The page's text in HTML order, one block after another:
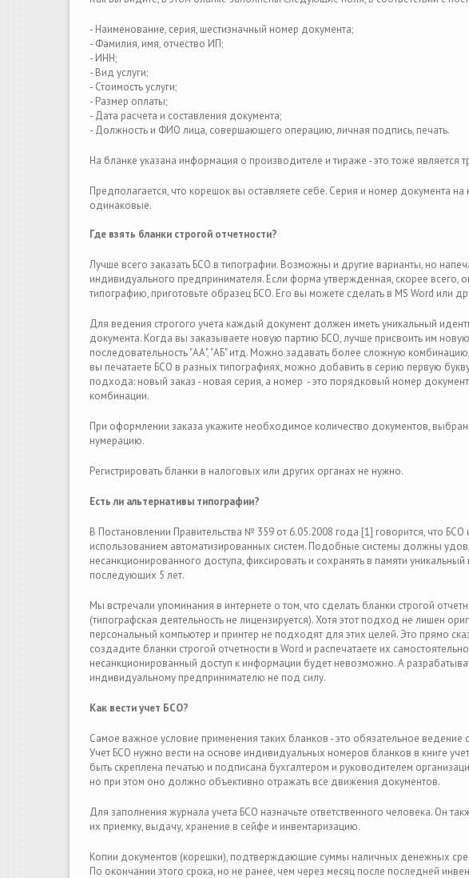
- Наименование, серия, шестизначный номер документа;
- Фамилия, имя, отчество ИП;
- ИНН;
- Вид услуги;
- Стоимость услуги;
- Размер оплаты;
- Дата расчета и составления документа;
- Должность и ФИО лица, совершающего операцию, личная подпись, печать.
На бланке указана информация о производителе и тираже - это тоже является
Предполагается, что корешок вы оставляете себе. Серия и номер документа
одинаковые.
Где взять бланки строгой отчетности?
Лучше всего заказать БСО в типографии. Возможны и другие варианты, но
индивидуального предпринимателя. Если форма утвержденная, скорее всего,
типографию, приготовьте образец БСО. Его вы можете сделать в MS Word или
Для ведения строгого учeта каждый документ должен иметь уникальный
документа. Когда вы заказываете новую партию БСО, лучше присвоить им
последовательность "АА", "АБ" итд. Можно задавать более сложную
вы печатаете БСО в разных типографиях, можно добавить в серию первую
подхода: новый заказ - новая серия, а номер - это порядковый номер
комбинации.
При оформлении заказа укажите необходимое количество документов,
нумерацию.
Регистрировать бланки в налоговых или других органах не нужно.
Есть ли альтернативы типографии?
В Постановлении Правительства № 359 от 6.05.2008 года [1] говорится, что
использованием автоматизированных систем. Подобные системы должны
несанкционированного доступа, фиксировать и сохранять в памяти
последующих 5 лет.
Mы встречали упоминания в интернете о том, что сделать бланки строгой
(типографская деятельность не лицензируется). Хотя этот подход не лишен
персональный компьютер и принтер не подходят для этих целей. Это прямо
создадите бланки строгой отчетности в Word и распечатаете их
несанкционированный доступ к информации будет невозможно. А
индивидуальному предпринимателю не под силу.
Как вести учет БСО?
Самое важное условие применения таких бланков - это обязательное ведение
Учет БСО нужно вести на основе индивидуальных номеров бланков в книге
быть скреплена печатью и подписана бухгалтером и руководителем
но при этом оно должно объективно отражать все движения документов.
Для заполнения журнала учета БСО назначьте ответственного человека. Он
их приемку, выдачу, хранение в сейфе и инвентаризацию.
Копии документов (корешки), подтверждающие суммы наличных денежных
По окончании этого срока, но не ранее, чем через месяц после последней